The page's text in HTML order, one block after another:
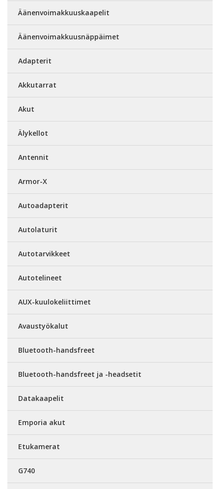
Äänenvoimakkuuskaapelit
Äänenvoimakkuusnäppäimet
Adapterit
Akkutarrat
Akut
Älykellot
Antennit
Armor-X
Autoadapterit
Autolaturit
Autotarvikkeet
Autotelineet
AUX-kuulokeliittimet
Avaustyökalut
Bluetooth-handsfreet
Bluetooth-handsfreet ja -headsetit
Datakaapelit
Emporia akut
Etukamerat
G740